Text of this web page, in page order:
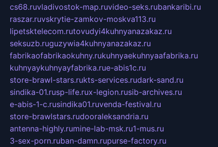
cs68.ruvladivostok-map.ruvideo-seks.rubankaribi.ru
raszar.ruvskrytie-zamkov-moskva113.ru
lipetsktelecom.rutovudyi4kuhnyanazakaz.ru
seksuzb.ruguzywia4kuhnyanazakaz.ru
fabrikaofabrikaokuhny.rukuhnyaekuhnyaafabrika.ru
kuhnyaykuhnyayfabrika.rue-abis1c.ru
store-brawl-stars.rukts-services.rudark-sand.ru
sindika-01.rusp-life.rux-legion.rusib-archives.ru
e-abis-1-c.rusindika01.ruvenda-festival.ru
store-brawlstars.rudooraleksandria.ru
antenna-highly.rumine-lab-msk.ru1-mus.ru
3-sex-porn.ruban-damn.rupurse-factory.ru